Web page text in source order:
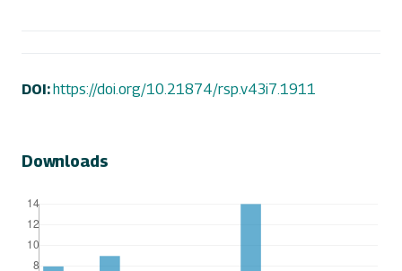
DOI:https://doi.org/10.21874/rsp.v43i7.1911
Downloads